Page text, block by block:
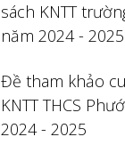
sách KNTT
năm 2024 - 2025
Đề tham khảo
KNTT THCS
2024 - 2025